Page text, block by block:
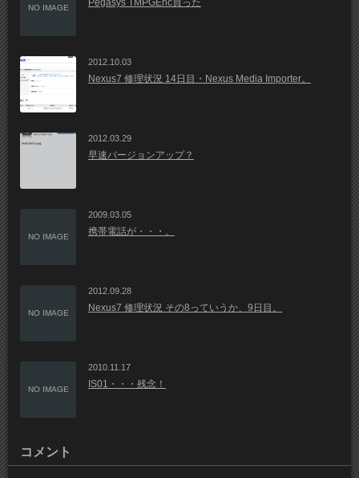
NO IMAGE Pegasys TMPGEnc買った
2012.10.03
Nexus7 修理状況 14日目・Nexus Media Importer。
2012.03.29
早速バージョンアップ？
NO IMAGE
2009.03.05
携帯電話が・・・。
NO IMAGE
2012.09.28
Nexus7 修理状況 その8っていうか、9日目。
NO IMAGE
2010.11.17
IS01・・・残念！
コメント